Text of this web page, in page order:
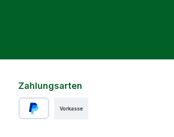
Zahlungsarten
Vorkasse